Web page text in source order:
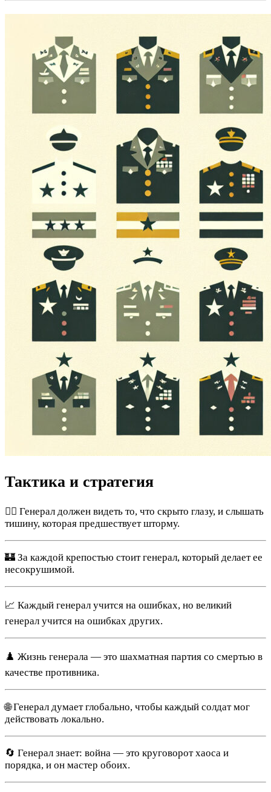
Тактика и стратегия
🕵️‍♂️ Генерал должен видеть то, что скрыто глазу, и слышать
тишину, которая предшествует шторму.
🏰 За каждой крепостью стоит генерал, который делает ее
несокрушимой.
📈 Каждый генерал учится на ошибках, но великий
генерал учится на ошибках других.
♟️ Жизнь генерала — это шахматная партия со смертью в
качестве противника.
🌐 Генерал думает глобально, чтобы каждый солдат мог
действовать локально.
🔄 Генерал знает: война — это круговорот хаоса и
порядка, и он мастер обоих.